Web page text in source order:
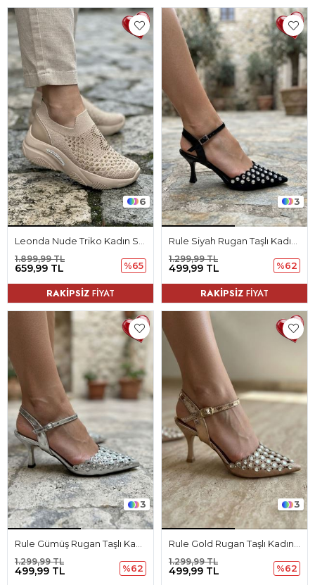
6
659,99 TL
1.899,99 TL
%65
RAKİPSİZ FİYAT
3
499,99 TL
1.299,99 TL
%62
RAKİPSİZ FİYAT
3
499,99 TL
1.299,99 TL
%62
3
499,99 TL
1.299,99 TL
%62